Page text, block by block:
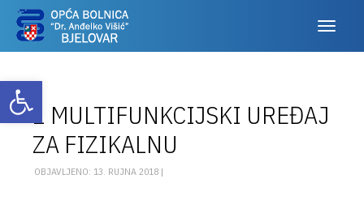
Otvori alatnu traku
1 MULTIFUNKCIJSKI UREĐAJ
ZA FIZIKALNU
OBJAVLJENO: 13. RUJNA 2018 |